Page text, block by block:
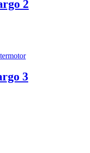
2
3